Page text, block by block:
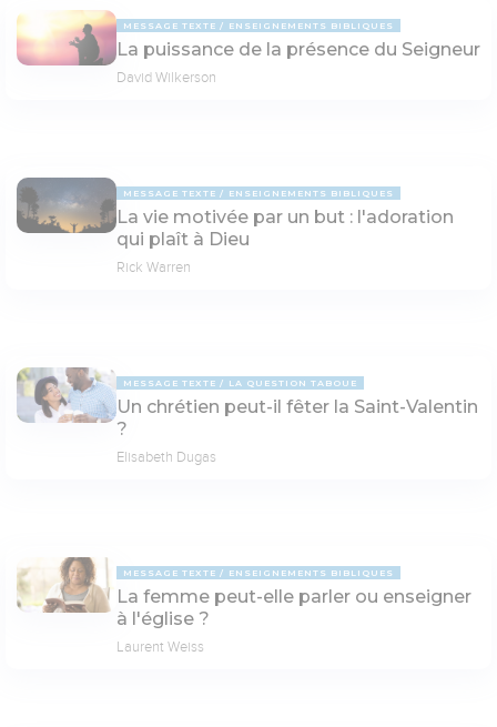
MESSAGE TEXTE ENSEIGNEMENTS BIBLIQUES
La puissance de la présence du Seigneur
David Wilkerson
MESSAGE TEXTE ENSEIGNEMENTS BIBLIQUES
La vie motivée par un but : l'adoration
qui plaît à Dieu
Rick Warren
MESSAGE TEXTE LA QUESTION TABOUE
Un chrétien peut-il fêter la Saint-Valentin
?
Elisabeth Dugas
MESSAGE TEXTE ENSEIGNEMENTS BIBLIQUES
La femme peut-elle parler ou enseigner
à l'église ?
Laurent Weiss